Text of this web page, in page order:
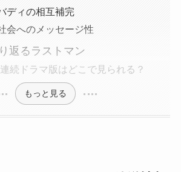
ディの相互補完
会へのメッセージ性
返るラストマン
続ドラマ版はどこで見られる？
もっと見る